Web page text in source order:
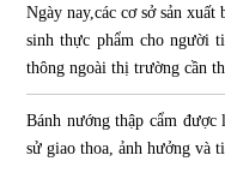
Ngày nay,các cơ sở sản
sinh thực phẩm cho người
thông ngoài thị trường cần
Bánh nướng thập cẩm
sử giao thoa, ảnh hưởng và